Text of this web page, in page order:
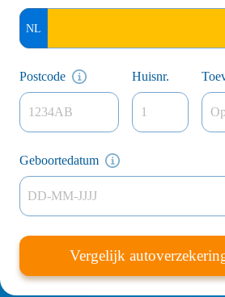
Postcode Huisnr.
Geboortedatum
DD-MM-JJJJ
Vergelijk